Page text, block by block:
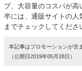
プ、大容量のコスパが
半には、通販サイトの人
までチェックしてくださ
本記事はプロモーションが含
（公開日2019年05月28日）